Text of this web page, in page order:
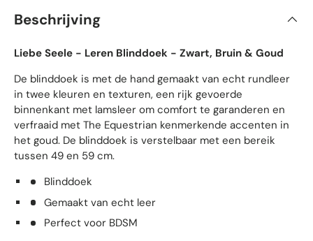
Beschrijving
Liebe Seele - Leren Blinddoek - Zwart, Bruin & Goud
De blinddoek is met de hand gemaakt van echt rundleer
in twee kleuren en texturen, een rijk gevoerde
binnenkant met lamsleer om comfort te garanderen en
verfraaid met The Equestrian kenmerkende accenten in
het goud. De blinddoek is verstelbaar met een bereik
tussen 49 en 59 cm.
Blinddoek
Gemaakt van echt leer
Perfect voor BDSM